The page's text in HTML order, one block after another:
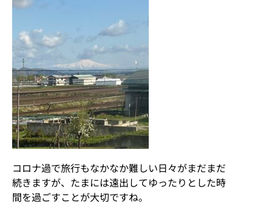
コロナ過で旅行もなかなか難しい日々がまだまだ
続きますが、たまには遠出してゆったりとした時
間を過ごすことが大切ですね。